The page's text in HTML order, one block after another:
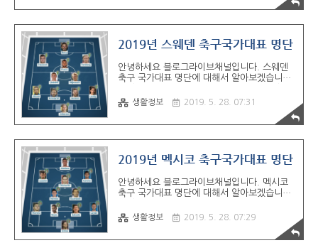
티치 안드리야 지브코비치 미아트 가치노비치
콜라로프 안토니오 루카비나 이반 오브라도비
치 마티야 나스타시치 두슈코 토시치 니콜라
딘 사비치 골키퍼 블라디미르 스토이코비치 프
레드락 라이코비치 마르코 드미트로비치 ​ ​ ​
2019년 스웨덴 축구국가대표 명단
안녕하세요 블로그라이브채널입니다. 스웨덴
축구 국가대표 명단에 대해서 알아보겠습니다.
스타프 스벤손(시애틀 사운더스‧미국) 오스카
힐레마르크(제노아‧이탈리아) 미드필더 세바
스티안 라르손(헐 시티‧잉글랜드) 알빈 엑달
르‧러시아) 마르쿠스 로덴(크로토네‧이탈리
아) 지미 두르마즈(툴루즈‧프랑스) 수비수 미
카일 루스티그(셀틱‧스코틀랜드) 빅토르 린델
비스트(크라스노다르‧러시아) 마르틴 올손(스
완지‧웨일스) 루도빅 아우구스틴손(베르더 브
아) 에밀 크라프트(볼로냐‧이탈리아) 폰투스
요한 욘손(갱강‧프랑스) 크..
생활정보 2019. 5. 28. 07:31
2019년 멕시코 축구국가대표 명단
안녕하세요 블로그라이브채널입니다. 멕시코
축구 국가대표 명단에 대해서 알아보겠습니다.
스 마누엘 코로나(FC 포르투) 위르겐 담(티그
레스 UANL) 치차리토 하비에르 에르난데스(웨
스트 햄) 라울 히메네스(벤피카) 이르빙 로사노
생활정보 2019. 5. 28. 07:29